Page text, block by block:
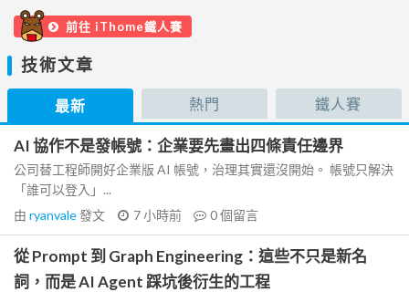
前往 iThome鐵人賽
技術文章
最新 熱門 鐵人賽
AI 協作不是發帳號：企業要先畫出四條責任邊界
公司替工程師開好企業版 AI 帳號，治理其實還沒開始。 帳號只解決
「誰可以登入」...
由 ryanvale發文 7 小時前 0個留言
從 Prompt 到 Graph Engineering：這些不只是新名
詞，而是 AI Agent 踩坑後衍生的工程